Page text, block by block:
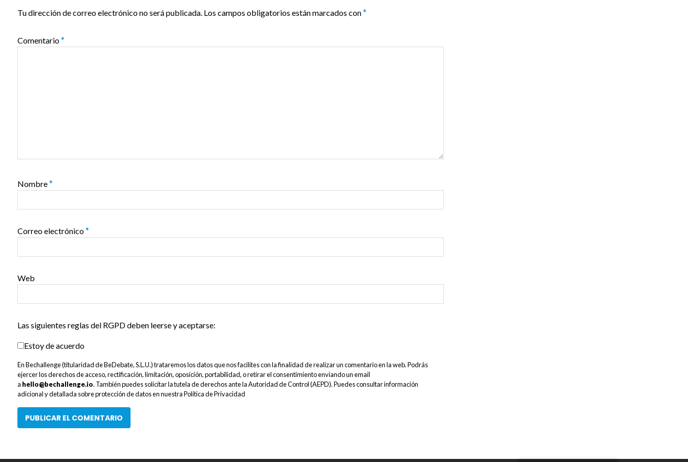
Tu dirección de correo electrónico no será publicada. Los campos obligatorios están marcados con*
Comentario*
Nombre*
Correo electrónico*
Web
Las siguientes reglas del RGPD deben leerse y aceptarse:
Estoy de acuerdo
En Bechallenge (titularidad de BeDebate, S.L.U.) trataremos los datos que nos facilites con la finalidad de realizar un comentario en la web. Podrás
ejercer los derechos de acceso, rectificación, limitación, oposición, portabilidad, o retirar el consentimiento enviando un email
a hello@bechallenge.io. También puedes solicitar la tutela de derechos ante la Autoridad de Control (AEPD). Puedes consultar información
adicional y detallada sobre protección de datos en nuestra Política de Privacidad